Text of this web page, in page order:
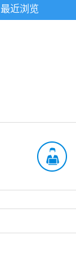
最近浏览